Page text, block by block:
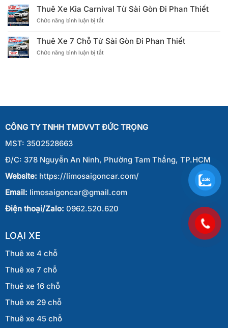
Thiết
Sài
Gòn
Phan
Thiết
16
Gòn
Đi
Thuê Xe Kia Carnival Từ Sài Gòn Đi Phan Thiết
Chức năng bình luận bị tắt
Kia
Thuê Xe 7 Chỗ Từ Sài Gòn Đi Phan Thiết
Chức năng bình luận bị tắt
Phan
CÔNG TY TNHH TMDVVT ĐỨC TRỌNG
MST: 3502528663
Đ/C: 378 Nguyễn An Ninh, Phường Tam Thắng, TP.HCM
Website: https://limosaigoncar.com/
Email: limosaigoncar@gmail.com
Điện thoại/Zalo: 0962.520.620
LOẠI XE
Thuê xe 4 chỗ
Thuê xe 7 chỗ
Thuê xe 16 chỗ
Thuê xe 29 chỗ
Thuê xe 45 chỗ